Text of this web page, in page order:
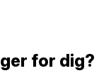
for dig?